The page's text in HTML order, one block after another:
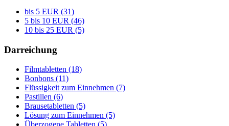
bis 5 EUR (31)
5 bis 10 EUR (46)
10 bis 25 EUR (5)
Darreichung
Filmtabletten (18)
Bonbons (11)
Flüssigkeit zum Einnehmen (7)
Pastillen (6)
Brausetabletten (5)
Lösung zum Einnehmen (5)